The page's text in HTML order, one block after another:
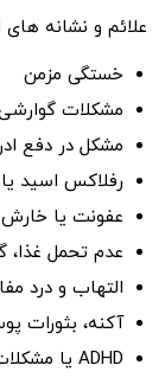
علائم و نشانه
خستگی مزمن
مشکلات
مشکل در دفع
رفلاکس اسید
عفونت یا خارش
عدم تحمل غذا،
التهاب و درد
آکنه، بثورات
ADHD یا مشکلات تمرکز